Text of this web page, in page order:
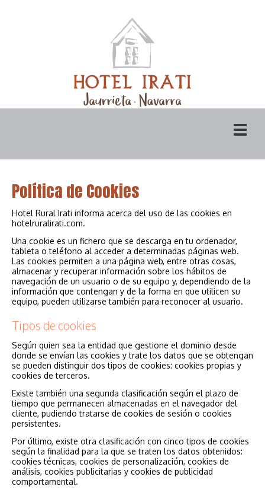
Política de Cookies
Hotel Rural Irati informa acerca del uso de las cookies en
hotelruralirati.com.
Una cookie es un fichero que se descarga en tu ordenador,
tableta o teléfono al acceder a determinadas páginas web.
Las cookies permiten a una página web, entre otras cosas,
almacenar y recuperar información sobre los hábitos de
navegación de un usuario o de su equipo y, dependiendo de la
información que contengan y de la forma en que utilicen su
equipo, pueden utilizarse también para reconocer al usuario.
Tipos de cookies
Según quien sea la entidad que gestione el dominio desde
donde se envían las cookies y trate los datos que se obtengan
se pueden distinguir dos tipos de cookies: cookies propias y
cookies de terceros.
Existe también una segunda clasificación según el plazo de
tiempo que permanecen almacenadas en el navegador del
cliente, pudiendo tratarse de cookies de sesión o cookies
persistentes.
Por último, existe otra clasificación con cinco tipos de cookies
según la finalidad para la que se traten los datos obtenidos:
cookies técnicas, cookies de personalización, cookies de
análisis, cookies publicitarias y cookies de publicidad
comportamental.